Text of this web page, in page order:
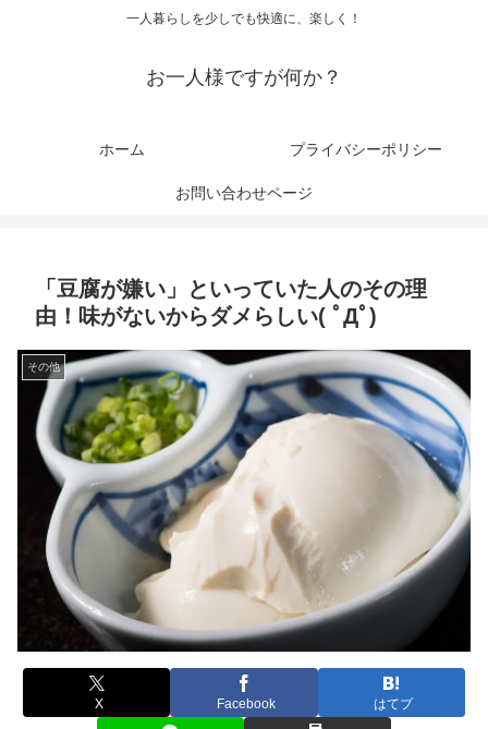
一人暮らしを少しでも快適に、楽しく！
お一人様ですが何か？
ホーム プライバシーポリシー
お問い合わせページ
「豆腐が嫌い」といっていた人のその理
由！味がないからダメらしい( ﾟДﾟ)
その他
X Facebook はてブ